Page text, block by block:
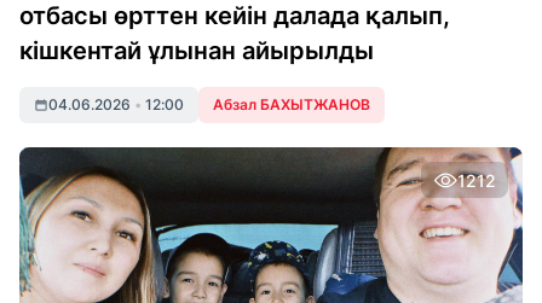
отбасы өрттен кейін далада қалып,
кішкентай ұлынан айырылды
04.06.2026 • 12:00 Абзал БАХЫТЖАНОВ
1212